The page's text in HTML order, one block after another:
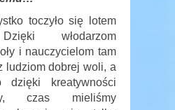
toczyło się lotem
włodarzom
i nauczycielom tam
ludziom dobrej woli, a
dzięki kreatywności
czas mieliśmy